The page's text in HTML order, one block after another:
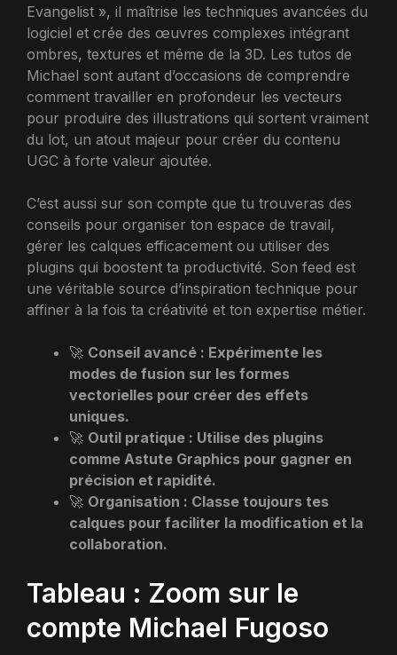
Evangelist », il maîtrise les techniques avancées du
logiciel et crée des œuvres complexes intégrant
ombres, textures et même de la 3D. Les tutos de
Michael sont autant d’occasions de comprendre
comment travailler en profondeur les vecteurs
pour produire des illustrations qui sortent vraiment
du lot, un atout majeur pour créer du contenu
UGC à forte valeur ajoutée.
C’est aussi sur son compte que tu trouveras des
conseils pour organiser ton espace de travail,
gérer les calques efficacement ou utiliser des
plugins qui boostent ta productivité. Son feed est
une véritable source d’inspiration technique pour
affiner à la fois ta créativité et ton expertise métier.
🚀 Conseil avancé : Expérimente les
modes de fusion sur les formes
vectorielles pour créer des effets
uniques.
🚀 Outil pratique : Utilise des plugins
comme Astute Graphics pour gagner en
précision et rapidité.
🚀 Organisation : Classe toujours tes
calques pour faciliter la modification et la
collaboration.
Tableau : Zoom sur le
compte Michael Fugoso